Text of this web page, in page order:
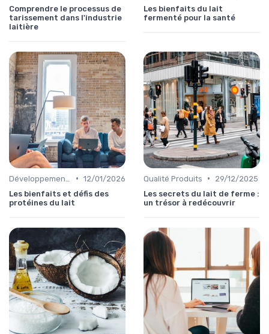
Comprendre le processus de
tarissement dans l'industrie
laitière
Les bienfaits du lait
fermenté pour la santé
• 12/01/2026
Les bienfaits et défis des
protéines du lait
Qualité Produits •
29/12/2025
Les secrets du lait de ferme :
un trésor à redécouvrir